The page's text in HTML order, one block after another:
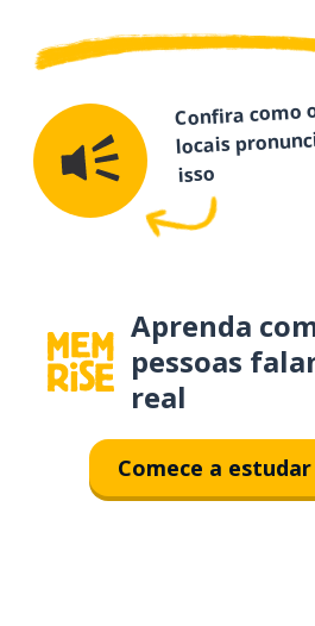
Confira como
locais
isso
Aprenda
pessoas
real
Comece a